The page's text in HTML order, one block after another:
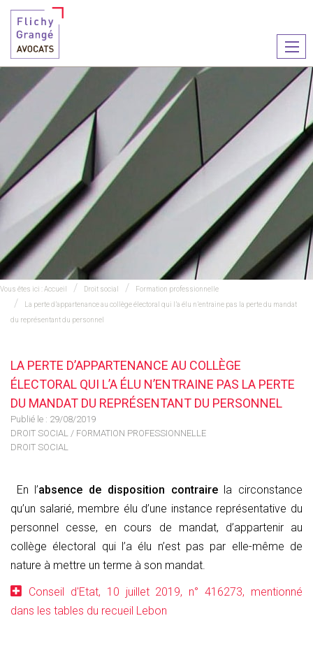
le
Vous êtes ici :Accueil Droit social
Formation professionnelle
La perte d’appartenance au collège électoral qui l’a élu n’entraine pas la perte du mandat
du représentant du personnel
LA PERTE D’APPARTENANCE AU COLLÈGE
ÉLECTORAL QUI L’A ÉLU N’ENTRAINE PAS LA PERTE
DU MANDAT DU REPRÉSENTANT DU PERSONNEL
Publié le : 29/08/2019
DROIT SOCIAL / FORMATION PROFESSIONNELLE
DROIT SOCIAL
En l’absence de disposition contrairela circonstance
qu’un salarié, membre élu d’une instance représentative du
personnel cesse, en cours de mandat, d’appartenir au
collège électoral qui l’a élu n’est pas par elle-même de
nature à mettre un terme à son mandat.
Conseil d'Etat, 10 juillet 2019, n° 416273, mentionné
dans les tables du recueil Lebon